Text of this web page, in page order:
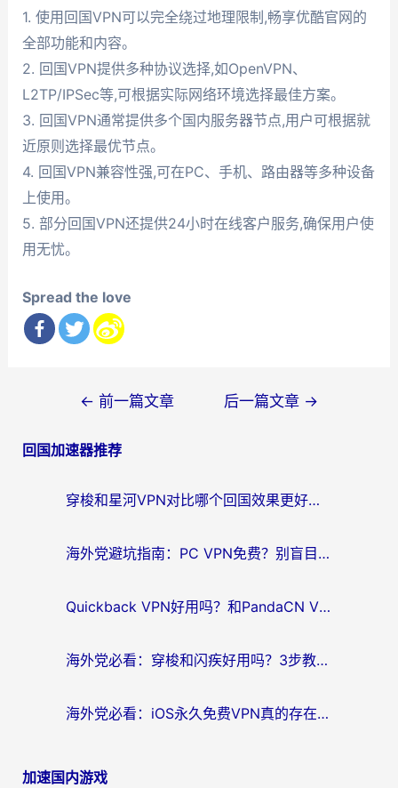
1. 使用回国VPN可以完全绕过地理限制,畅享优酷官网的
全部功能和内容。
2. 回国VPN提供多种协议选择,如OpenVPN、
L2TP/IPSec等,可根据实际网络环境选择最佳方案。
3. 回国VPN通常提供多个国内服务器节点,用户可根据就
近原则选择最优节点。
4. 回国VPN兼容性强,可在PC、手机、路由器等多种设备
上使用。
5. 部分回国VPN还提供24小时在线客户服务,确保用户使
用无忧。
Spread the love
导
← 前一篇文章 后一篇文章 →
回国加速器推荐
穿梭和星河VPN对比哪个回国效果更好？海外党亲测5款加速器的无缝访问指南
海外党避坑指南：PC VPN免费？别盲目！教你选对回国加速器无缝刷国内资源
Quickback VPN好用吗？和PandaCN VPN对比哪个回国效果更好？海外党必看的真实体验指南
海外党必看：穿梭和闪疾好用吗？3步教你选对回国加速器，无缝刷剧玩Steam
海外党必看：iOS永久免费VPN真的存在吗？教你选对回国加速器无缝刷国内资源
加速国内游戏